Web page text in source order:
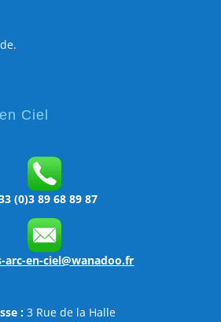
Ciel
(0)3 89 68 89 87
arc-en-ciel@wanadoo.fr
: 3 Rue de la Halle